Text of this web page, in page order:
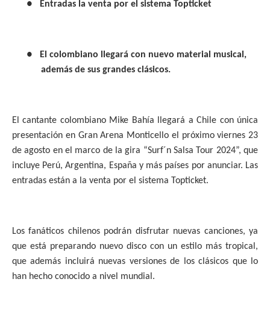
● Entradas la venta por el sistema Topticket
●
El colombiano llegará con nuevo material musical,
además de sus grandes clásicos.
El cantante colombiano Mike Bahía llegará a Chile con única
presentación en Gran Arena Monticello el próximo viernes 23
de agosto en el marco de la gira “Surf´n Salsa Tour 2024”, que
incluye Perú, Argentina, España y más países por anunciar. Las
entradas están a la venta por el sistema Topticket.
Los fanáticos chilenos podrán disfrutar nuevas canciones, ya
que está preparando nuevo disco con un estilo más tropical,
que además incluirá nuevas versiones de los clásicos que lo
han hecho conocido a nivel mundial.